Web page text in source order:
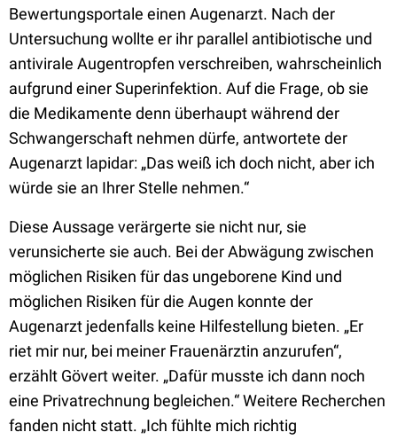
Bewertungsportale einen Augenarzt. Nach der
Untersuchung wollte er ihr parallel antibiotische und
antivirale Augentropfen verschreiben, wahrscheinlich
aufgrund einer Superinfektion. Auf die Frage, ob sie
die Medikamente denn überhaupt während der
Schwangerschaft nehmen dürfe, antwortete der
Augenarzt lapidar: „Das weiß ich doch nicht, aber ich
würde sie an Ihrer Stelle nehmen.“
Diese Aussage verärgerte sie nicht nur, sie
verunsicherte sie auch. Bei der Abwägung zwischen
möglichen Risiken für das ungeborene Kind und
möglichen Risiken für die Augen konnte der
Augenarzt jedenfalls keine Hilfestellung bieten. „Er
riet mir nur, bei meiner Frauenärztin anzurufen“,
erzählt Gövert weiter. „Dafür musste ich dann noch
eine Privatrechnung begleichen.“ Weitere Recherchen
fanden nicht statt. „Ich fühlte mich richtig